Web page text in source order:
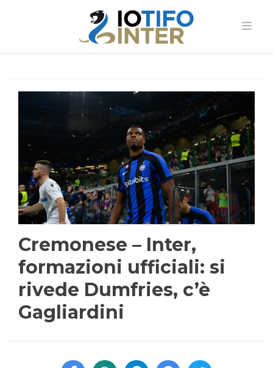
Cremonese – Inter,
formazioni ufficiali: si
rivede Dumfries, c’è
Gagliardini